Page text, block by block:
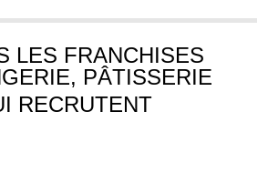
LES FRANCHISES
PÂTISSERIE
RECRUTENT